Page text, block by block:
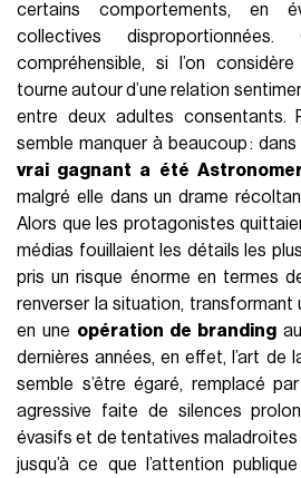
certains comportements, en
collectives
compréhensible, si l’on
tourne autour d’une relation
entre deux adultes consentants.
semble manquer à beaucoup :
vrai gagnant a été
malgré elle dans un drame
Alors que les protagonistes
médias fouillaient les détails les
pris un risque énorme en termes
renverser la situation, transformant
en une opération de branding
dernières années, en effet, l’art de
semble s’être égaré, remplacé
agressive faite de silences
évasifs et de tentatives maladroites
jusqu’à ce que l’attention